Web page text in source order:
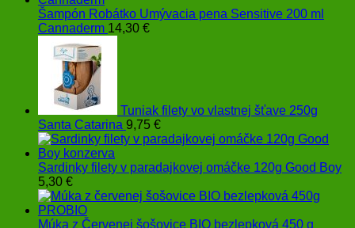
Šampón Robátko Umývacia pena Sensitive 200 ml
Cannaderm 14,30 €
Tuniak filety vo vlastnej šťave 250g
Santa Catarina 9,75 €
Sardinky filety v paradajkovej omáčke 120g Good Boy
5,30 €
Múka z Červenej šošovice BIO bezlepková 450 g